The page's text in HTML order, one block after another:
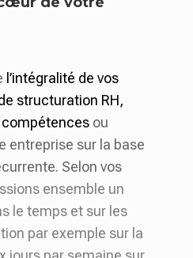
l’intégralité de vos
structuration RH,
ou
entreprise sur la base
Selon vos
ensemble un
le temps et sur les
par exemple sur la